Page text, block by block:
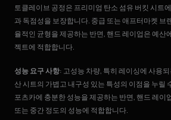
토클레이브 공정은 프리미엄 탄소 섬유 버킷 시트
과 독점성을 보장합니다. 중급 또는 애프터마켓 브
율적인 균형을 제공하는 반면, 핸드 레이업은 예산
젝트에 적합합니다.
성능 요구 사항: 고성능 차량, 특히 레이싱에 사용
산 시트의 가볍고 내구성 있는 특성의 이점을 누릴
포츠카에 충분한 성능을 제공하는 반면, 핸드 레이
또는 중간 정도의 성능에 적합합니다.